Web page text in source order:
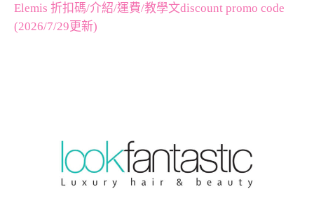
Elemis 折扣碼/介紹/運費/教學文discount promo code
(2026/7/29更新)